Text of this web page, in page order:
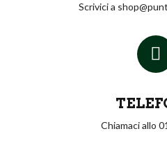
Scrivici a
Chiamaci allo